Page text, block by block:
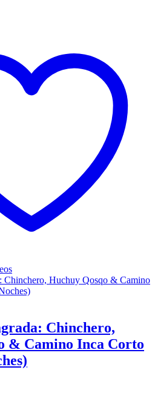
Chinchero,
& Camino Inca Corto